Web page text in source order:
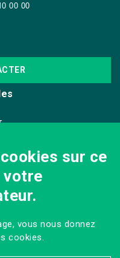
00 00
sur ce
votre
vous nous donnez
cookies.